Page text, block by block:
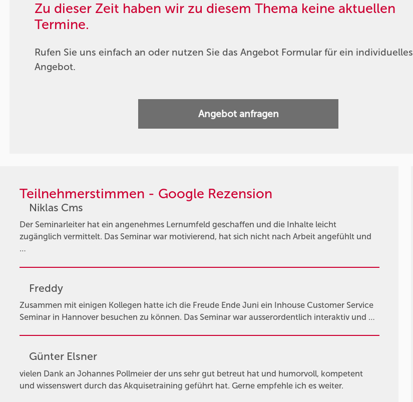
Zu dieser Zeit haben wir zu diesem Thema keine aktuellen
Termine.
Rufen Sie uns einfach an oder nutzen Sie das Angebot Formular für ein individuelles
Angebot.
Angebot anfragen
Teilnehmerstimmen - Google Rezension
Niklas Cms
Der Seminarleiter hat ein angenehmes Lernumfeld geschaffen und die Inhalte leicht
zugänglich vermittelt. Das Seminar war motivierend, hat sich nicht nach Arbeit angefühlt und
…
Freddy
Zusammen mit einigen Kollegen hatte ich die Freude Ende Juni ein Inhouse Customer Service
Seminar in Hannover besuchen zu können. Das Seminar war ausserordentlich interaktiv und …
Günter Elsner
vielen Dank an Johannes Pollmeier der uns sehr gut betreut hat und humorvoll, kompetent
und wissenswert durch das Akquisetraining geführt hat. Gerne empfehle ich es weiter.